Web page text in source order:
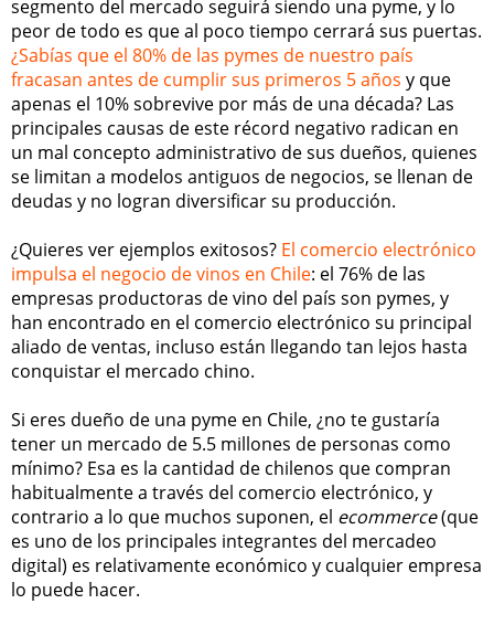
segmento del mercado seguirá siendo una pyme, y lo
peor de todo es que al poco tiempo cerrará sus puertas.
¿Sabías que el 80% de las pymes de nuestro país
fracasan antes de cumplir sus primeros 5 años y que
apenas el 10% sobrevive por más de una década? Las
principales causas de este récord negativo radican en
un mal concepto administrativo de sus dueños, quienes
se limitan a modelos antiguos de negocios, se llenan de
deudas y no logran diversificar su producción.
¿Quieres ver ejemplos exitosos? El comercio electrónico
impulsa el negocio de vinos en Chile: el 76% de las
empresas productoras de vino del país son pymes, y
han encontrado en el comercio electrónico su principal
aliado de ventas, incluso están llegando tan lejos hasta
conquistar el mercado chino.
Si eres dueño de una pyme en Chile, ¿no te gustaría
tener un mercado de 5.5 millones de personas como
mínimo? Esa es la cantidad de chilenos que compran
habitualmente a través del comercio electrónico, y
contrario a lo que muchos suponen, el ecommerce(que
es uno de los principales integrantes del mercadeo
digital) es relativamente económico y cualquier empresa
lo puede hacer.